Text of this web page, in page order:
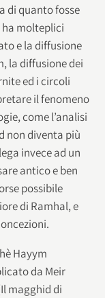
di quanto fosse
ha molteplici
e la diffusione
la diffusione dei
ed i circoli
il fenomeno
come l’analisi
non diventa più
invece ad un
antico e ben
possibile
di Ramhal, e
Hayym
da Meir
magghid di